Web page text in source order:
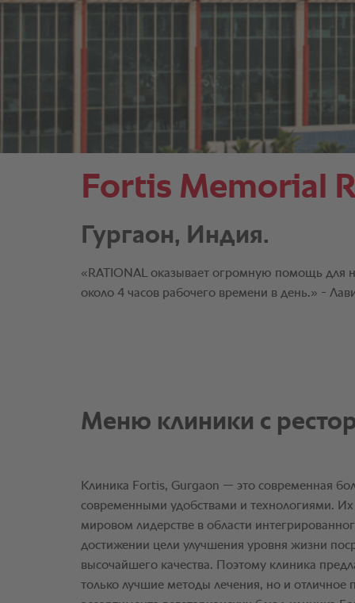
Fortis Memorial
Гургаон, Индия.
«RATIONAL оказывает огромную помощь
около 4 часов рабочего времени в день.» -